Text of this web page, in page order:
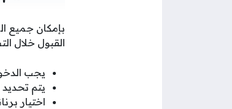
بإمكان جميع
القبول خلال
يجب
يتم تحديد
اختيار